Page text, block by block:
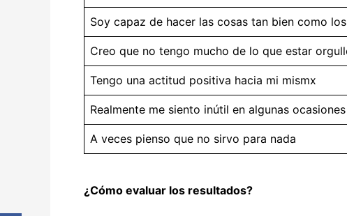
Soy capaz de hacer las cosas tan bien como
Creo que no tengo mucho de lo que estar
Tengo una actitud positiva hacia mi mismx
Realmente me siento inútil en algunas ocasiones
A veces pienso que no sirvo para nada
¿Cómo evaluar los resultados?